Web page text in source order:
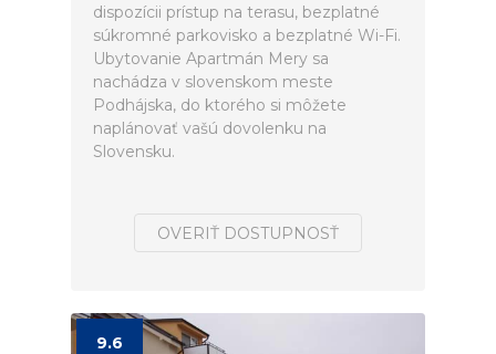
dispozícii prístup na terasu, bezplatné
súkromné parkovisko a bezplatné Wi-Fi.
Ubytovanie Apartmán Mery sa
nachádza v slovenskom meste
Podhájska, do ktorého si môžete
naplánovať vašú dovolenku na
Slovensku.
OVERIŤ DOSTUPNOSŤ
9.6